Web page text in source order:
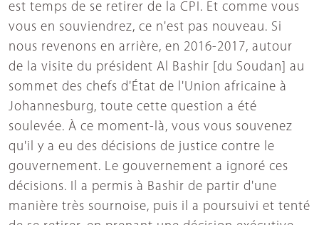
est temps de se retirer de la CPI. Et comme vous
vous en souviendrez, ce n'est pas nouveau. Si
nous revenons en arrière, en 2016-2017, autour
de la visite du président Al Bashir [du Soudan] au
sommet des chefs d'État de l'Union africaine à
Johannesburg, toute cette question a été
soulevée. À ce moment-là, vous vous souvenez
qu'il y a eu des décisions de justice contre le
gouvernement. Le gouvernement a ignoré ces
décisions. Il a permis à Bashir de partir d'une
manière très sournoise, puis il a poursuivi et tenté